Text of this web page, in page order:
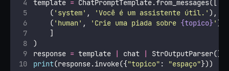
template = ChatPromptTemplate.from_messages([
    (
' system' , 'Você é um assistente útil. ' ),
    (
' human' , ' Crie uma piada sobre {topico}' )
    ]
)
response = template | chat |
StrOutputParser()
print(response.invoke({"topico" : "espaço"}))